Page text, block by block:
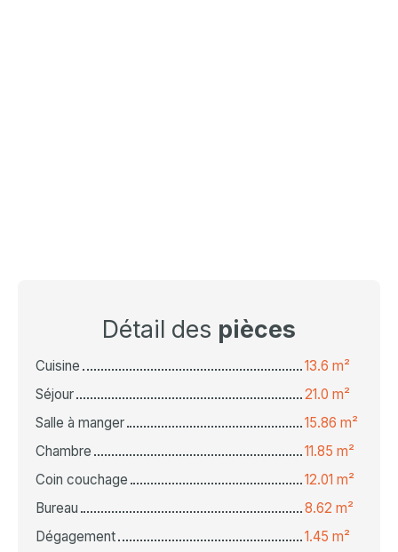
Détail des pièces
Cuisine
13.6 m²
Séjour
21.0 m²
Salle à manger
15.86 m²
Chambre
11.85 m²
Coin couchage
12.01 m²
Bureau
8.62 m²
Dégagement
1.45 m²